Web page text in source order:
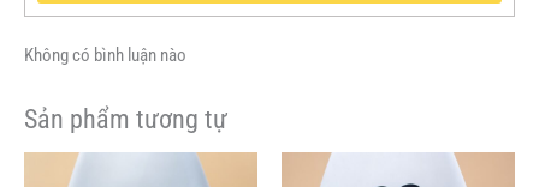
Không có bình luận nào
Sản phẩm tương tự
Giá
hiện
Giá
hiện